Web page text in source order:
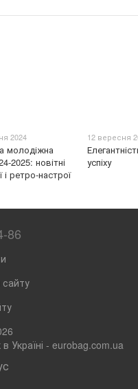
2024
молодіжна
2025: новітні
і ретро-настрої
12 вересня
успіху
86
сайту
Україні - eurobag.com.ua